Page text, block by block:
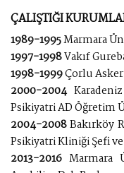
ÇALIŞTIĞI
1989-1995Marmara
1997-1998Vakıf
1998-1999Çorlu
2000-2004
Psikiyatri AD Öğretim
2004-2008Bakırköy
Psikiyatri Kliniği Şefi ve
2013-2016 Marmara